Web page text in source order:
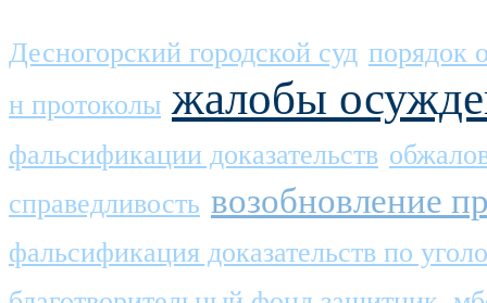
Десногорский городской суд порядок
н протоколы жалобы
фальсификации доказательств
справедливость возобновление
фальсификация доказательств по